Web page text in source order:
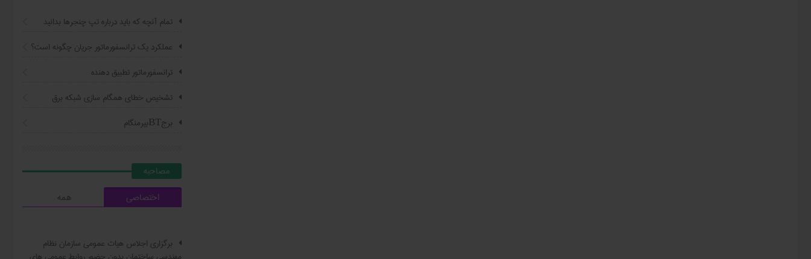
تمام آنچه که باید درباره تپ چنجرها بدانید
عملکرد یک ترانسفورماتور جریان چگونه است؟
ترانسفورماتور تطبیق دهنده
تشخیص خطای همگام سازی شبکه برق
برجBTبیرمنگام
مصاحبه
اختصاصی
همه
برگزاری اجلاس هیات عمومی سازمان نظام